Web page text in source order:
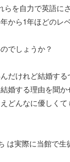
らを自力で英語に
から1年ほどのレベ
でしょうか？
だけれど結婚する
婚する理由を聞か
どんなに優しく
は実際に当館で生